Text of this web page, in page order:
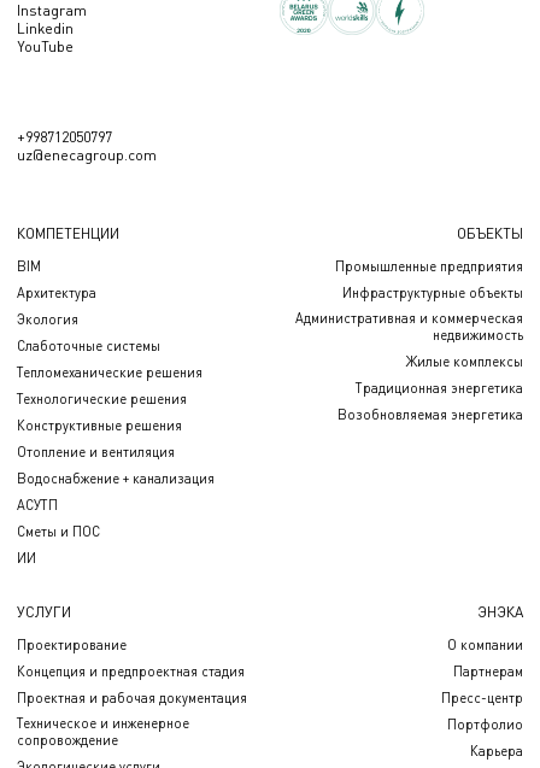
Instagram
Linkedin
YouTube
+998712050797
uz@enecagroup.com
КОМПЕТЕНЦИИ
BIM
Архитектура
Экология
Слаботочные системы
Тепломеханические решения
Технологические решения
Конструктивные решения
Отопление и вентиляция
Водоснабжение + канализация
АСУТП
Сметы и ПОС
ИИ
ОБЪЕКТЫ
Промышленные предприятия
Инфраструктурные объекты
Административная и коммерческая
недвижимость
Жилые комплексы
Традиционная энергетика
Возобновляемая энергетика
УСЛУГИ
Проектирование
Концепция и предпроектная стадия
Проектная и рабочая документация
Техническое и инженерное
сопровождение
ЭНЭКА
О компании
Партнерам
Пресс-центр
Портфолио
Карьера